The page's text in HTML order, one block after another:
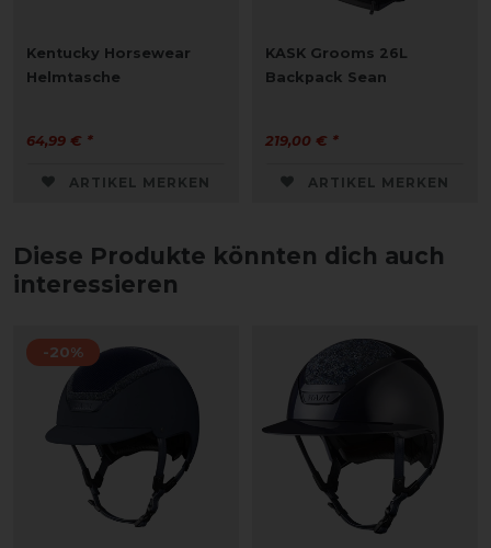
Kentucky Horsewear
Helmtasche
64,99 € *
ARTIKEL MERKEN
KASK Grooms 26L
Backpack Sean
219,00 € *
ARTIKEL MERKEN
Diese Produkte könnten dich auch
interessieren
-20%